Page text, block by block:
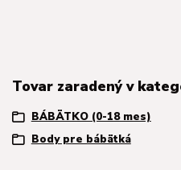
Tovar zaradený v
BÁBÄTKO (0-18 mes)
Body pre bábätká